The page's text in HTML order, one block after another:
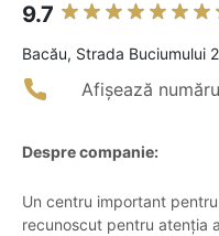
9.7
Bacău, Strada Buciumului
Afișează
Despre companie:
Un centru important
recunoscut pentru atenția